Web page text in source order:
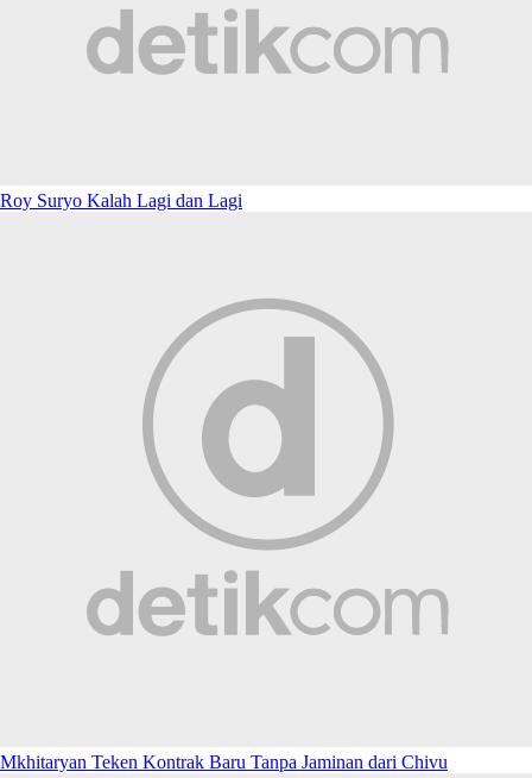
Roy Suryo Kalah Lagi dan Lagi
Mkhitaryan Teken Kontrak Baru Tanpa Jaminan dari Chivu